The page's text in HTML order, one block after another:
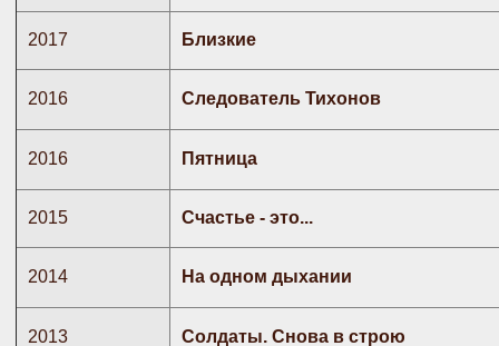
2017 Близкие
2016 Следователь Тихонов
2016 Пятница
2015 Счастье - это...
2014 На одном дыхании
2013 Солдаты. Снова в строю